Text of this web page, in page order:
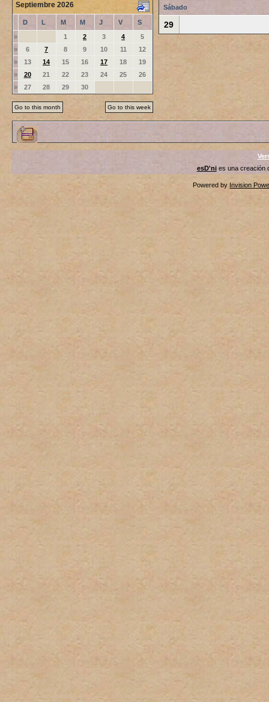
Septiembre 2026
D L M M J V
S
»
1 2 3 4
5
»
6 7 8 9 10 11
12
»
13 14 15 16 17 18
19
»
20 21 22 23 24 25
26
»
27 28 29 30
Go to this month Go to this week
Sábado
29
esD'nies una creación
Powered by Invision